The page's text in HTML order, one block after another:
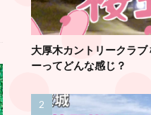
大厚木カントリークラ
ーってどんな感じ？